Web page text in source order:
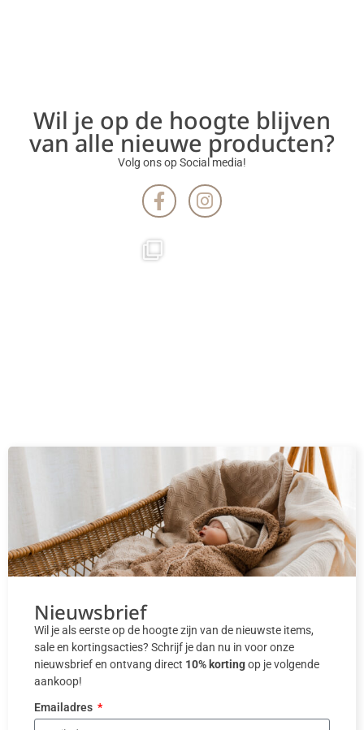
Wil je op de hoogte blijven
van alle nieuwe producten?
Volg ons op Social media!
Nieuwsbrief
Wil je als eerste op de hoogte zijn van de nieuwste items,
sale en kortingsacties? Schrijf je dan nu in voor onze
nieuwsbrief en ontvang direct 10% kortingop je volgende
aankoop!
Emailadres